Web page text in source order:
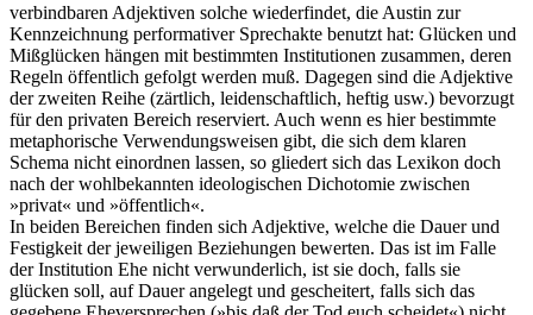
verbindbaren Adjektiven solche wiederfindet, die Austin zur
Kennzeichnung performativer Sprechakte benutzt hat: Glücken und
Mißglücken hängen mit bestimmten Institutionen zusammen, deren
Regeln öffentlich gefolgt werden muß. Dagegen sind die Adjektive
der zweiten Reihe (zärtlich, leidenschaftlich, heftig usw.) bevorzugt
für den privaten Bereich reserviert. Auch wenn es hier bestimmte
metaphorische Verwendungsweisen gibt, die sich dem klaren
Schema nicht einordnen lassen, so gliedert sich das Lexikon doch
nach der wohlbekannten ideologischen Dichotomie zwischen
»privat« und »öffentlich«.
In beiden Bereichen finden sich Adjektive, welche die Dauer und
Festigkeit der jeweiligen Beziehungen bewerten. Das ist im Falle
der Institution Ehe nicht verwunderlich, ist sie doch, falls sie
glücken soll, auf Dauer angelegt und gescheitert, falls sich das